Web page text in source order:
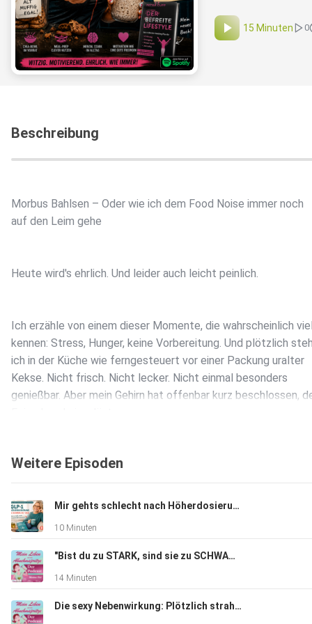
15 Minuten 0
Beschreibung
Morbus Bahlsen – Oder wie ich dem Food Noise immer noch
auf den Leim gehe
Heute wird's ehrlich. Und leider auch leicht peinlich.
Ich erzähle von einem dieser Momente, die wahrscheinlich
kennen: Stress, Hunger, keine Vorbereitung. Und plötzlich
ich in der Küche wie ferngesteuert vor einer Packung uralter
Kekse. Nicht frisch. Nicht lecker. Nicht einmal besonders
genießbar. Aber mein Gehirn hat offenbar kurz beschlossen,
In dieser Folge spreche ich darüber, warum solche Situationen
Noise oft viel weniger mit Hunger als mit Gewohnheiten zu
und warum Vorbereitung manchmal wichtiger ist als Disziplin.
Außerdem verrate ich den besten Rat meiner Frau Perle:
wer satt, zufrieden und vorbereitet unterwegs ist, läuft
Weitere Episoden
Mir gehts schlecht nach Höherdosierung - GLP-1 und warum Pausen manchmal die beste Therapie sind
10 Minuten
"Bist du zu STARK, sind sie zu SCHWACH" - Bist du Team ADLER oder Team ENTE?
14 Minuten
Die sexy Nebenwirkung: Plötzlich strahlst du wieder!